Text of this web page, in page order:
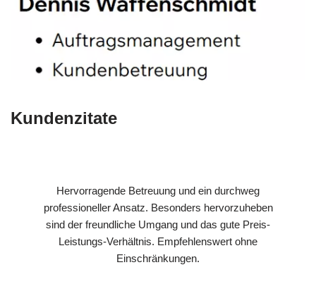
Kundenzitate
Hervorragende Betreuung und ein durchweg
professioneller Ansatz. Besonders hervorzuheben
sind der freundliche Umgang und das gute Preis-
Leistungs-Verhältnis. Empfehlenswert ohne
Einschränkungen.